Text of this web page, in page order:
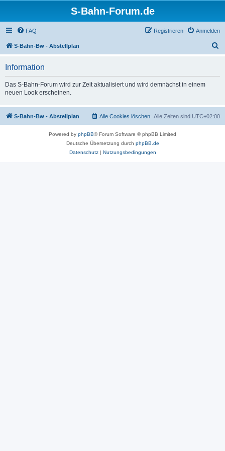
S-Bahn-Forum.de
FAQ Anmelden
Registrieren
S-Bahn-Bw - Abstellplan
Information
Das S-Bahn-Forum wird zur Zeit aktualisiert und wird demnächst in einem
neuen Look erscheinen.
S-Bahn-Bw - Abstellplan Alle Zeiten sind UTC+02:00
Alle Cookies löschen
Powered by phpBB® Forum Software © phpBB Limited
Deutsche Übersetzung durch phpBB.de
Datenschutz| Nutzungsbedingungen